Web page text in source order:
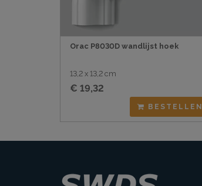
Orac P8030D wandlijst hoek
13,2 x 13,2 cm
€ 19,32
BESTELLEN